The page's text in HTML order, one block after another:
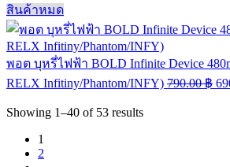
สินค้าหมด
พอต บุหรี่ไฟฟ้า BOLD Infinite Device
RELX Infitiny/Phantom/INFY) 790.00฿
Showing 1–40 of 53 results
1
2